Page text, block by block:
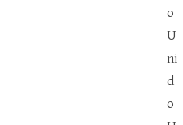
o
U
ni
d
o